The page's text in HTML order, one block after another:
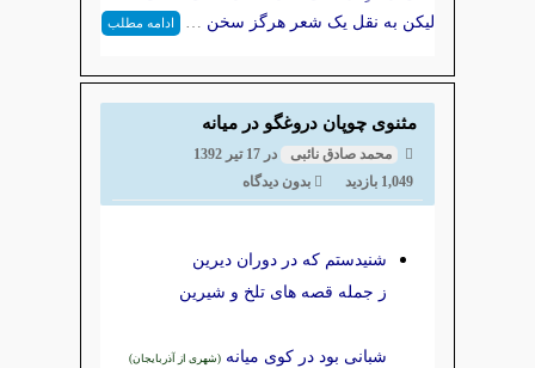
لیکن به نقل یک شعر هرگز سخن … ادامه مطلب
مثنوی چوپان دروغگو در میانه
محمد صادق نائبی در 17 تیر 1392
1,049 بازدید
بدون دیدگاه
شنیدستم که در دوران دیرین
ز جمله قصه های تلخ و شیرین
شبانی بود در كوی میانه(شهری از آذربایجان)